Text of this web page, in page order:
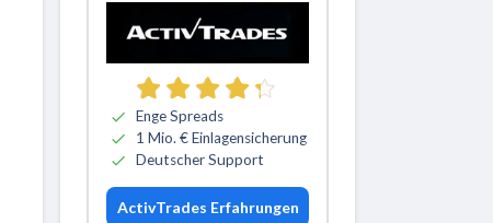
Zu ActivTrades
Enge Spreads
1 Mio. € Einlagensicherung
Deutscher Support
ActivTrades Erfahrungen